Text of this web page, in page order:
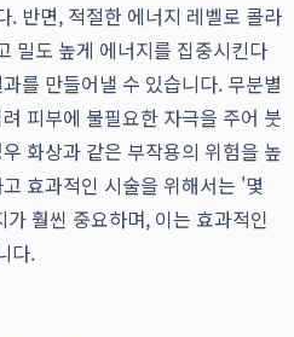
. 반면, 적절한 에너지 레벨로 콜라
밀도 높게 에너지를 집중시킨다
를 만들어낼 수 있습니다. 무분별
피부에 불필요한 자극을 주어 붓
화상과 같은 부작용의 위험을 높
효과적인 시술을 위해서는 '몇
훨씬 중요하며, 이는 효과적인
다.